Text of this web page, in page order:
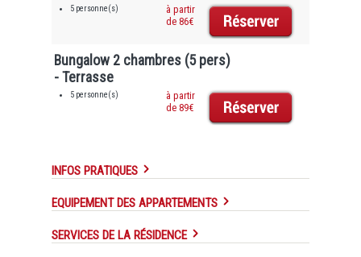
5 personne(s)
à partir
de 86€
Bungalow 2 chambres (5 pers)
- Terrasse
5 personne(s)
à partir
de 89€
INFOS PRATIQUES
EQUIPEMENT DES APPARTEMENTS
SERVICES DE LA RÉSIDENCE